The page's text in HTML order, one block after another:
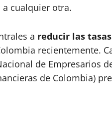
cualquier otra.
a reducir las
recientemente.
de Empresarios
de Colombia)